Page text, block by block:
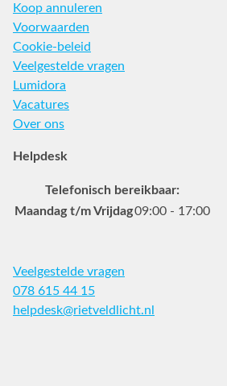
Koop annuleren
Voorwaarden
Cookie-beleid
Veelgestelde vragen
Lumidora
Vacatures
Over ons
Helpdesk
Telefonisch bereikbaar:
Maandag t/m Vrijdag09:00 - 17:00
Veelgestelde vragen
078 615 44 15
helpdesk@rietveldlicht.nl